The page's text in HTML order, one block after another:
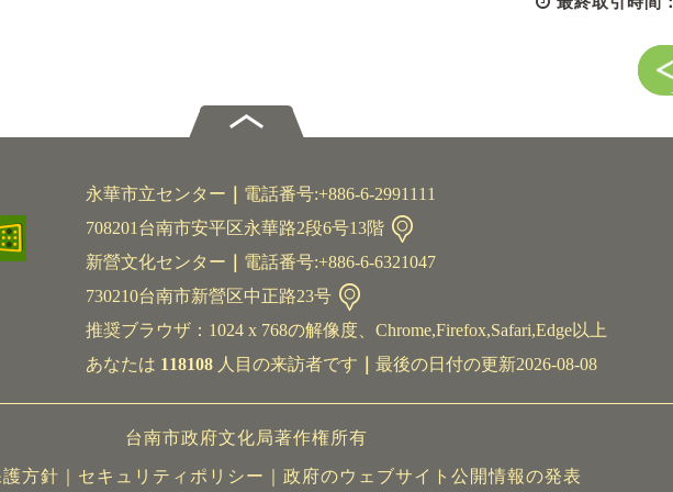
永華市立センター
電話番号:+886-6-2991111
708201台南市安平区永華路2段6号13階
新營文化センター
電話番号:+886-6-6321047
730210台南市新營区中正路23号
推奨ブラウザ：1024 x 768の解像度、Chrome,Firefox,Safari,Edge以上
あなたは 118108 人目の来訪者です 最後の日付の更新2026-08-08
台南市政府文化局著作権所有
方針 セキュリティポリシー 政府のウェブサイト公開情報の発表